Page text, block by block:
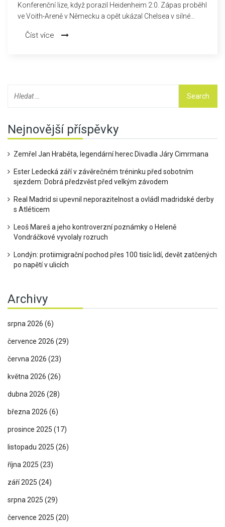
Konferenční lize, když porazil Heidenheim 2:0. Zápas proběhl
ve Voith-Areně v Německu a opět ukázal Chelsea v silné
týmu, zůstává Chelsea na vrcholu ligových tabulek.
Číst více
Nejnovější příspěvky
Zemřel Jan Hraběta, legendární herec Divadla Járy Cimrmana
Ester Ledecká září v závěrečném tréninku před sobotním
sjezdem: Dobrá předzvěst před velkým závodem
Real Madrid si upevnil neporazitelnost a ovládl madridské derby
s Atléticem
Leoš Mareš a jeho kontroverzní poznámky o Heleně
Vondráčkové vyvolaly rozruch
Londýn: protiimigrační pochod přes 100 tisíc lidí, devět zatčených
po napětí v ulicích
Archivy
srpna 2026 (6)
července 2026 (29)
června 2026 (23)
května 2026 (26)
dubna 2026 (28)
března 2026 (6)
prosince 2025 (17)
listopadu 2025 (26)
října 2025 (23)
září 2025 (24)
srpna 2025 (29)
července 2025 (20)